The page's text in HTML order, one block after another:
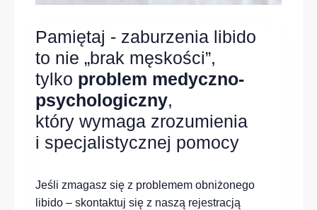
Pamiętaj - zaburzenia libido
to nie „brak męskości”,
tylko problem medyczno-
psychologiczny,
który wymaga zrozumienia
i specjalistycznej pomocy
Jeśli zmagasz się z problemem obniżonego
libido – skontaktuj się z naszą rejestracją